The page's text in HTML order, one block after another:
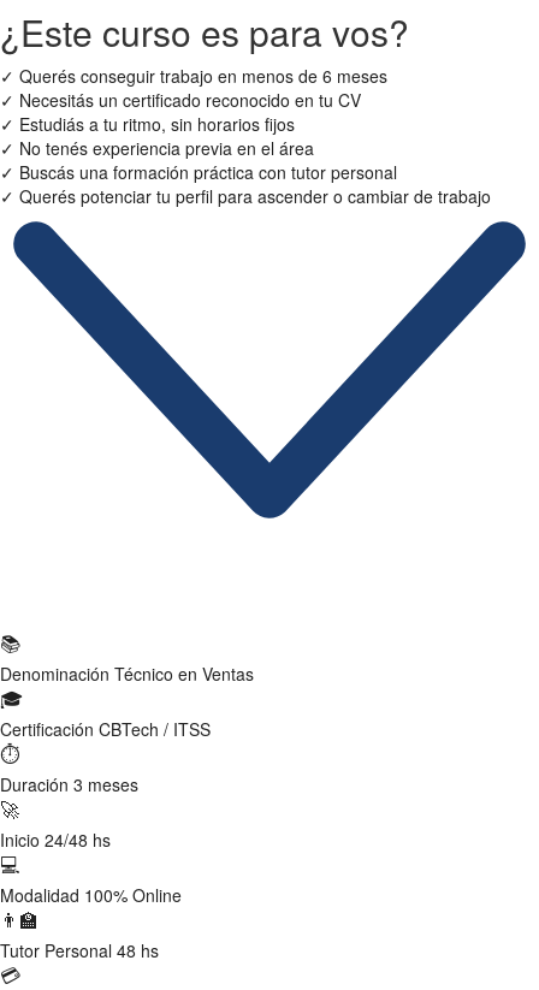
¿Este curso es para vos?
✓ Querés conseguir trabajo en menos de 6 meses
✓ Necesitás un certificado reconocido en tu CV
✓ Estudiás a tu ritmo, sin horarios fijos
✓ No tenés experiencia previa en el área
✓ Buscás una formación práctica con tutor personal
✓ Querés potenciar tu perfil para ascender o cambiar de trabajo
📚
Denominación Técnico en Ventas
🎓
Certificación CBTech / ITSS
⏱
Duración 3 meses
🚀
Inicio 24/48 hs
💻
Modalidad 100% Online
👨‍🏫
Tutor Personal 48 hs
💳